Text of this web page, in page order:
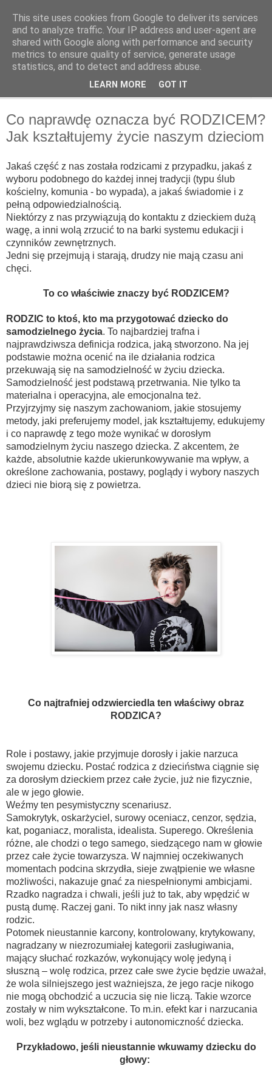
OffMatka
Co naprawdę oznacza być RODZICEM?
Jak kształtujemy życie naszym dzieciom
Jakaś część z nas została rodzicami z przypadku, jakaś z
wyboru podobnego do każdej innej tradycji (typu ślub
kościelny, komunia - bo wypada), a jakaś świadomie i z
pełną odpowiedzialnością.
Niektórzy z nas przywiązują do kontaktu z dzieckiem dużą
wagę, a inni wolą zrzucić to na barki systemu edukacji i
czynników zewnętrznych.
Jedni się przejmują i starają, drudzy nie mają czasu ani
chęci.
To co właściwie znaczy być RODZICEM?
RODZIC to ktoś, kto ma przygotować dziecko do
samodzielnego życia. To najbardziej trafna i
najprawdziwsza definicja rodzica, jaką stworzono. Na jej
podstawie można ocenić na ile działania rodzica
przekuwają się na samodzielność w życiu dziecka.
Samodzielność jest podstawą przetrwania. Nie tylko ta
materialna i operacyjna, ale emocjonalna też.
Przyjrzyjmy się naszym zachowaniom, jakie stosujemy
metody, jaki preferujemy model, jak kształtujemy, edukujemy
i co naprawdę z tego może wynikać w dorosłym
samodzielnym życiu naszego dziecka. Z akcentem, że
każde, absolutnie każde ukierunkowywanie ma wpływ, a
określone zachowania, postawy, poglądy i wybory naszych
dzieci nie biorą się z powietrza.
Co najtrafniej odzwierciedla ten właściwy obraz
RODZICA?
Role i postawy, jakie przyjmuje dorosły i jakie narzuca
swojemu dziecku. Postać rodzica z dzieciństwa ciągnie się
za dorosłym dzieckiem przez całe życie, już nie fizycznie,
ale w jego głowie.
Weźmy ten pesymistyczny scenariusz.
Samokrytyk, oskarżyciel, surowy oceniacz, cenzor, sędzia,
kat, poganiacz, moralista, idealista. Superego. Określenia
różne, ale chodzi o tego samego, siedzącego nam w głowie
przez całe życie towarzysza. W najmniej oczekiwanych
momentach podcina skrzydła, sieje zwątpienie we własne
możliwości, nakazuje gnać za niespełnionymi ambicjami.
Rzadko nagradza i chwali, jeśli już to tak, aby wpędzić w
pustą dumę. Raczej gani. To nikt inny jak nasz własny
rodzic.
Potomek nieustannie karcony, kontrolowany, krytykowany,
nagradzany w niezrozumiałej kategorii zasługiwania,
mający słuchać rozkazów, wykonujący wolę jedyną i
słuszną – wolę rodzica, przez całe swe życie będzie uważał,
że wola silniejszego jest ważniejsza, że jego racje nikogo
nie mogą obchodzić a uczucia się nie liczą. Takie wzorce
zostały w nim wykształcone. To m.in. efekt kar i narzucania
woli, bez wglądu w potrzeby i autonomiczność dziecka.
Przykładowo, jeśli nieustannie wkuwamy dziecku do
głowy:
This site uses cookies from Google to deliver its services
and to analyze traffic. Your IP address and user-agent are
shared with Google along with performance and security
metrics to ensure quality of service, generate usage
statistics, and to detect and address abuse.
LEARN MORE GOT IT